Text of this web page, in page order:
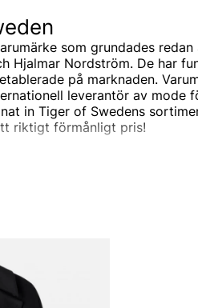
som grundades redan
Hjalmar Nordström. De har
på marknaden.
leverantör av mode
in Tiger of Swedens
riktigt förmånligt pris!
sortiment
studion men de
breddats och speciellt
herrskjortor och Tiger of
väldigt populära, speciellt